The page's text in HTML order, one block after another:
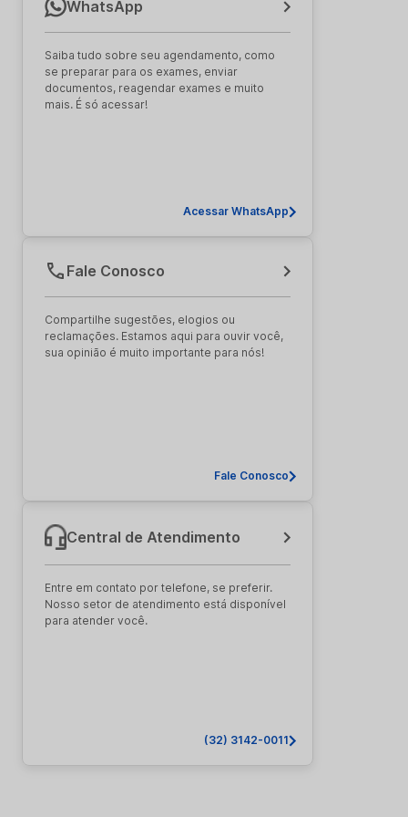
WhatsApp
Saiba tudo sobre seu agendamento, como
se preparar para os exames, enviar
documentos, reagendar exames e muito
mais. É só acessar!
Acessar WhatsApp
Fale Conosco
Compartilhe sugestões, elogios ou
reclamações. Estamos aqui para ouvir você,
sua opinião é muito importante para nós!
Fale Conosco
Central de Atendimento
Entre em contato por telefone, se preferir.
Nosso setor de atendimento está disponível
para atender você.
(32) 3142-0011